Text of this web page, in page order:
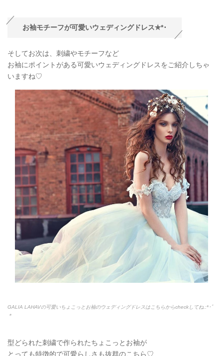
お袖モチーフが可愛いウェディングドレス✯*･
そしてお次は、刺繍やモチーフなど
お袖にポイントがある可愛いウェディングドレスをご紹介しちゃ
いますね♡
GALIA LAHAVの可愛いちょこっとお袖のウェディングドレスはこちらからcheckしてね.:*･ﾟ
＊
型どられた刺繍で作られたちょこっとお袖が
とっても特徴的で可愛らしさも抜群のこちら♡